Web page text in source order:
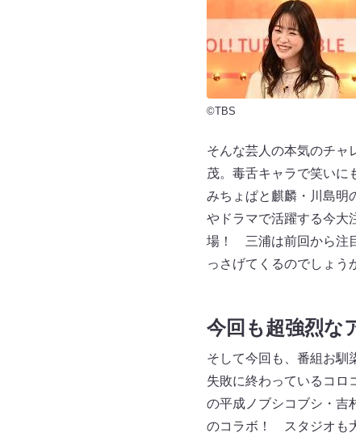
©TBS
そんな芸人の本気のチャ
茂。毒舌キャラで笑い
みちょぱと麒麟・川島明
やドラマで活躍する今大
場！ 三浦は前回から注
っさげてくるのでしょう
今回も超強烈な
そして今回も、番組お馴
失敗に終わっているコ
の平成ノブシコブシ・
のコラボ！ スタジオも